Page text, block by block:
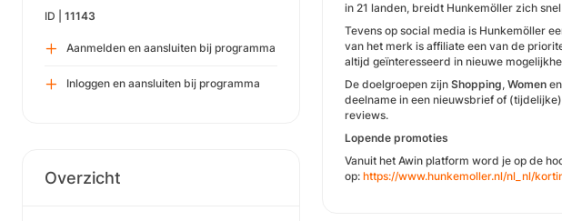
ID | 11143
Aanmelden en aansluiten bij programma
Inloggen en aansluiten bij programma
Overzicht
in 21 landen, breidt Hunkemöller zich
Tevens op social media is Hunkemöller
van het merk is affiliate een van de
altijd geïnteresseerd in nieuwe
De doelgroepen zijn Shopping, Women en
deelname in een nieuwsbrief of
reviews.
Lopende promoties
Vanuit het Awin platform word je op de
op: https://www.hunkemoller.nl/nl_nl/